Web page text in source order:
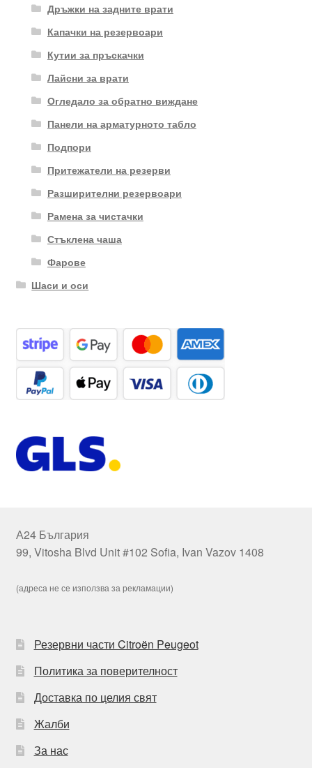
Дръжки на задните врати
Капачки на резервоари
Кутии за пръскачки
Лайсни за врати
Огледало за обратно виждане
Панели на арматурното табло
Подпори
Притежатели на резерви
Разширителни резервоари
Рамена за чистачки
Стъклена чаша
Фарове
Шаси и оси
А24 България
99, Vitosha Blvd Unit #102 Sofia, Ivan Vazov 1408
(адреса не се използва за рекламации)
Резервни части Citroën Peugeot
Политика за поверителност
Доставка по целия свят
Жалби
За нас